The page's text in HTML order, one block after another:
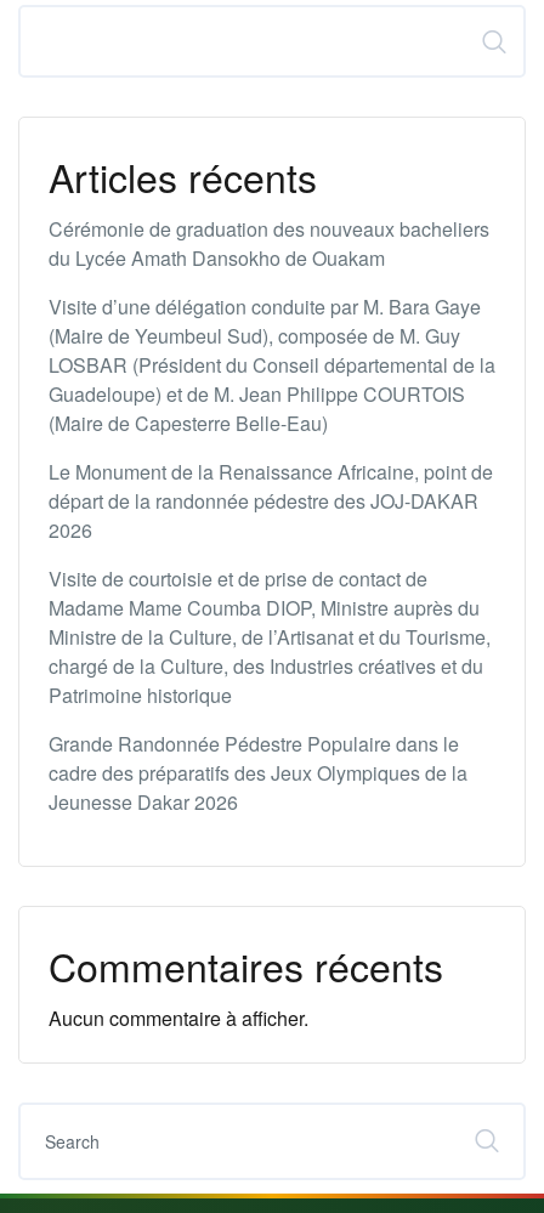
Articles récents
Cérémonie de graduation des nouveaux bacheliers
du Lycée Amath Dansokho de Ouakam
Visite d’une délégation conduite par M. Bara Gaye
(Maire de Yeumbeul Sud), composée de M. Guy
LOSBAR (Président du Conseil départemental de la
Guadeloupe) et de M. Jean Philippe COURTOIS
(Maire de Capesterre Belle-Eau)
Le Monument de la Renaissance Africaine, point de
départ de la randonnée pédestre des JOJ-DAKAR
2026
Visite de courtoisie et de prise de contact de
Madame Mame Coumba DIOP, Ministre auprès du
Ministre de la Culture, de l’Artisanat et du Tourisme,
chargé de la Culture, des Industries créatives et du
Patrimoine historique
Grande Randonnée Pédestre Populaire dans le
cadre des préparatifs des Jeux Olympiques de la
Jeunesse Dakar 2026
Commentaires récents
Aucun commentaire à afficher.